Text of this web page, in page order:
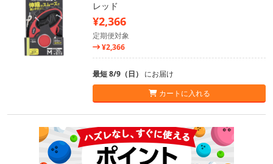
レッド
¥2,366
定期便対象
¥2,366
最短 8/9（日） にお届け
カートに入れる